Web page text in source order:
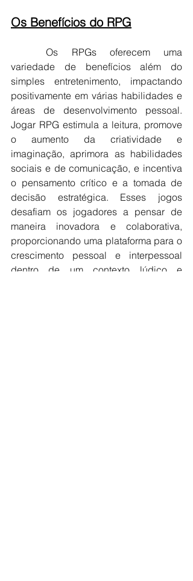
Os Benefícios do RPG
Os RPGs oferecem uma
variedade de benefícios além do
simples entretenimento, impactando
positivamente em várias habilidades e
áreas de desenvolvimento pessoal.
Jogar RPG estimula a leitura, promove
o aumento da criatividade e
imaginação, aprimora as habilidades
sociais e de comunicação, e incentiva
o pensamento crítico e a tomada de
decisão estratégica. Esses jogos
desafiam os jogadores a pensar de
maneira inovadora e colaborativa,
proporcionando uma plataforma para o
crescimento pessoal e interpessoal
dentro de um contexto lúdico e